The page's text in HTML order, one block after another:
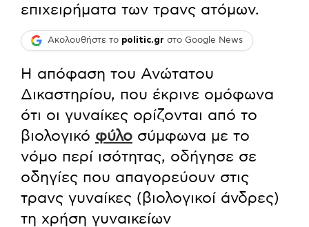
επιχειρήματα των τρανς ατόμων.
Ακολουθήστε το politic.gr στο Google News
Η απόφαση του Ανώτατου
Δικαστηρίου, που έκρινε ομόφωνα
ότι οι γυναίκες ορίζονται από το
βιολογικό φύλο σύμφωνα με το
νόμο περί ισότητας, οδήγησε σε
οδηγίες που απαγορεύουν στις
τρανς γυναίκες (βιολογικοί άνδρες)
τη χρήση γυναικείων